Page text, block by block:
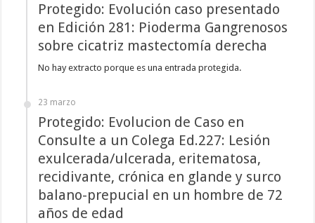
Protegido: Evolución caso presentado
en Edición 281: Pioderma Gangrenosos
sobre cicatriz mastectomía derecha
No hay extracto porque es una entrada protegida.
23 marzo
Protegido: Evolucion de Caso en
Consulte a un Colega Ed.227: Lesión
exulcerada/ulcerada, eritematosa,
recidivante, crónica en glande y surco
balano-prepucial en un hombre de 72
años de edad